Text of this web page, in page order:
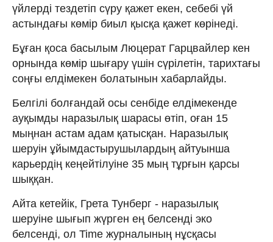
үйлерді тездетіп сүру қажет екен, себебі үй
астындағы көмір биыл қысқа қажет көрінеді.
Бұған қоса басылым Люцерат Гарцвайлер кен
орнында көмір шығару үшін сүрілетін, тарихтағы
соңғы елдімекен болатынын хабарлайды.
Белгілі болғандай осы сенбіде елдімекенде
ауқымды наразылық шарасы өтіп, оған 15
мыңнан астам адам қатысқан. Наразылық
шеруін ұйымдастырушылардың айтуынша
карьердің кеңейтілуіне 35 мың тұрғын қарсы
шыққан.
Айта кетейік, Грета Тунберг - наразылық
шеруіне шығып жүрген ең белсенді эко
белсенді, ол Time журналының нұсқасы